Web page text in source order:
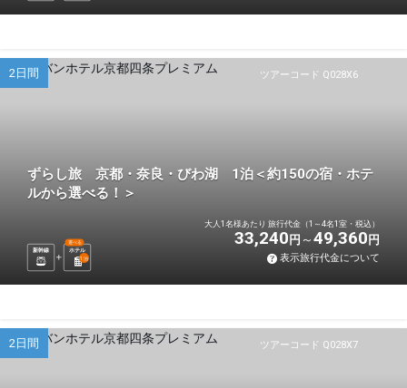
ツアーコード Q028X6
2日間
ずらし旅 京都・奈良・びわ湖 1泊＜約150の宿・ホテ
ルから選べる！＞
新幹線 ホテル
選べる
1 泊
大人1名様あたり 旅行代金（1～4名1室・税込）
33,240 円 49,360 円
表示旅行代金について
ツアーコード Q028X7
2日間